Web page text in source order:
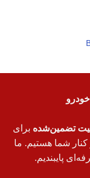
تضمین‌شده برای
کنار شما هستیم. ما
پایبندیم.